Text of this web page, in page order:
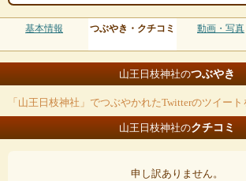
基本情報 つぶやき・クチコミ 動画・写真
山王日枝神社のつぶやき
「山王日枝神社」でつぶやかれたTwitterのツイート
山王日枝神社のクチコミ
申し訳ありません。